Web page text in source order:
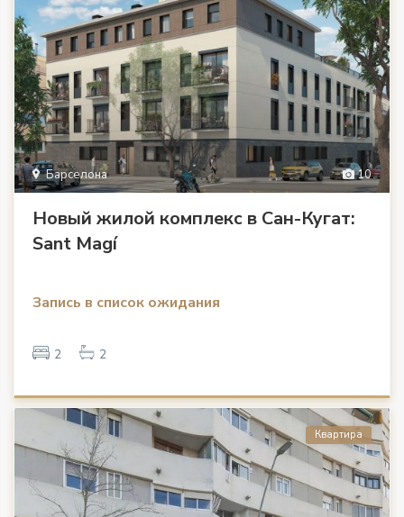
10
Барселона
Новый жилой комплекс в Сан-Кугат:
Sant Magí
Запись в список ожидания
2 2
Квартира